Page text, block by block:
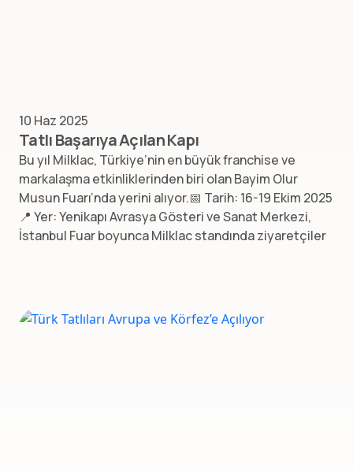
10 Haz 2025
Tatlı Başarıya Açılan Kapı
Bu yıl Milklac, Türkiye’nin en büyük franchise ve
markalaşma etkinliklerinden biri olan Bayim Olur
Musun Fuarı’nda yerini alıyor.📅 Tarih: 16-19 Ekim 2025
📍 Yer: Yenikapı Avrasya Gösteri ve Sanat Merkezi,
İstanbul Fuar boyunca Milklac standında ziyaretçiler